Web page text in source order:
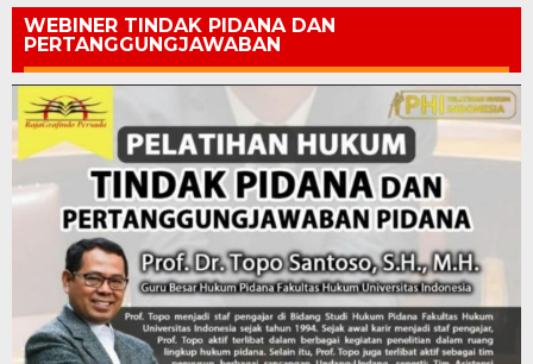
WEBINER TINDAK PIDANA DAN
PERTANGGUNGJAWABAN